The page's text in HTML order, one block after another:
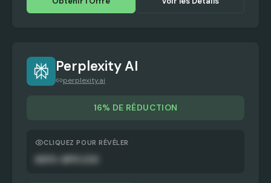
Perplexity AI
perplexity.ai
16% DE RÉDUCTION
CLIQUEZ POUR RÉVÉLER